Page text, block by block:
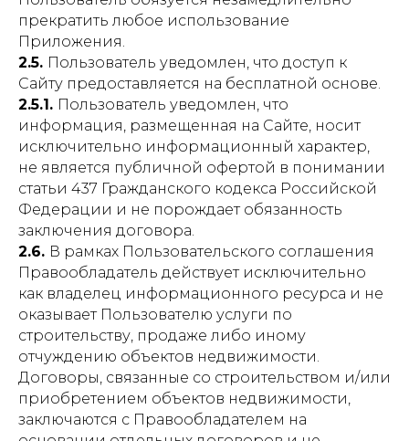
прекратить любое использование
Приложения.
2.5. Пользователь уведомлен, что доступ к
Сайту предоставляется на бесплатной основе.
2.5.1. Пользователь уведомлен, что
информация, размещенная на Сайте, носит
исключительно информационный характер,
не является публичной офертой в понимании
статьи 437 Гражданского кодекса Российской
Федерации и не порождает обязанность
заключения договора.
2.6. В рамках Пользовательского соглашения
Правообладатель действует исключительно
как владелец информационного ресурса и не
оказывает Пользователю услуги по
строительству, продаже либо иному
отчуждению объектов недвижимости.
Договоры, связанные со строительством и/или
приобретением объектов недвижимости,
заключаются с Правообладателем на